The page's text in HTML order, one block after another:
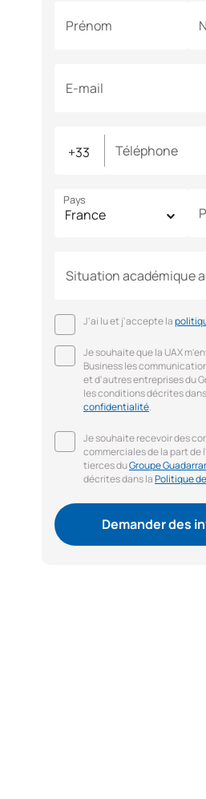
Prénom
E-mail
Téléphone
Pays
Situation académique
J'ai lu et j'accepte la
Je souhaite que la UAX
Business les
et d'autres entreprises du
les conditions décrites
confidentialité.
Je souhaite recevoir des
commerciales de la part de
tierces duGroupe
décrites dans laPolitique
Demander des